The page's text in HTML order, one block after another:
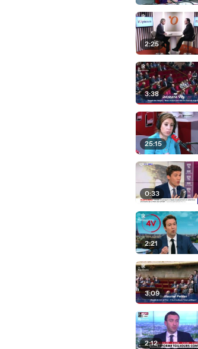
2:25
3:38
25:15
0:33
2:21
3:09
2:12